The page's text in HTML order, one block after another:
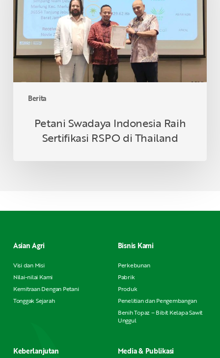
Berita
Sertifikasi
RSPO
di
Thailand
Petani Swadaya Indonesia Raih
Sertifikasi RSPO di Thailand
Asian Agri
Visi dan Misi
Nilai-nilai Kami
Kemitraan Dengan Petani
Tonggak Sejarah
Bisnis Kami
Perkebunan
Pabrik
Produk
Penelitian dan Pengembangan
Benih Topaz – Bibit Kelapa Sawit
Unggul
Keberlanjutan Media & Publikasi